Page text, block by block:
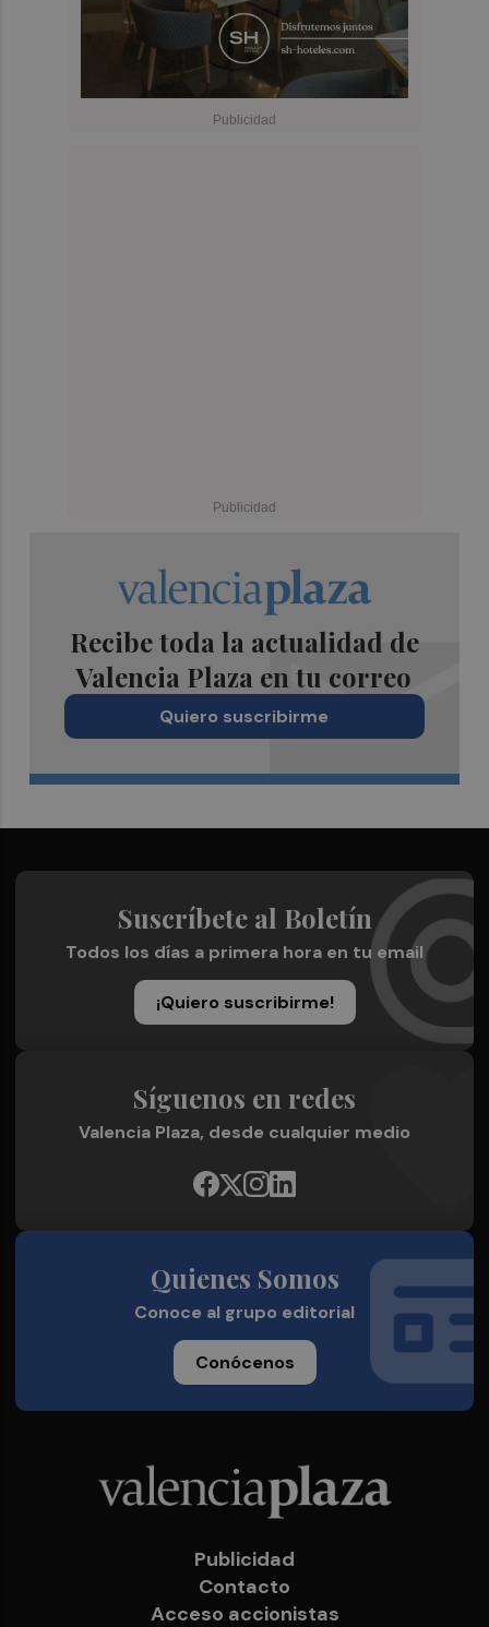
Recibe toda la actualidad de
Valencia Plaza en tu correo
Quiero suscribirme
Suscríbete al Boletín
Todos los días a primera hora en tu email
¡Quiero suscribirme!
Síguenos en redes
Valencia Plaza, desde cualquier medio
Quienes Somos
Conoce al grupo editorial
Conócenos
Publicidad
Contacto
Acceso accionistas